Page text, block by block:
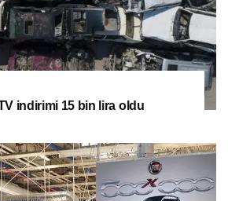
indirimi 15 bin lira oldu